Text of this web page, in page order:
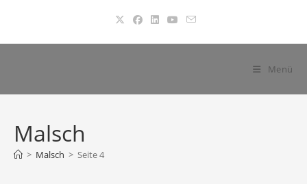
springen
Menü
Malsch
> Malsch > Seite 4